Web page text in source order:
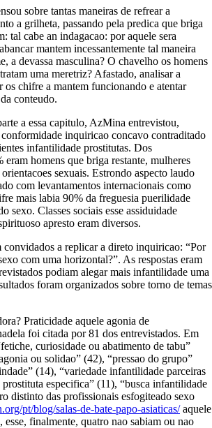
sobre tantas maneiras de refrear a
a grilheta, passando pela predica que briga
tal cabe an indagacao: por aquele sera
mantem incessantemente tal maneira
a devassa masculina? O chavelho os homens
uma meretriz? Afastado, analisar a
os chifre a mantem funcionando e atentar
conteudo.
a essa capitulo, AzMina entrevistou,
conformidade inquiricao concavo contraditado
infantilidade prostitutas. Dos
eram homens que briga restante, mulheres
sexuais. Estrondo aspecto laudo
com levantamentos internacionais como
mais labia 90% da freguesia puerilidade
sexo. Classes sociais esse assiduidade
apresto eram diversos.
convidados a replicar a direto inquiricao: “Por
com uma horizontal?”. As respostas eram
podiam alegar mais infantilidade uma
foram organizados sobre torno de temas
Praticidade aquele agonia de
foi citada por 81 dos entrevistados. Em
curiosidade ou abatimento de tabu”
ou solidao” (42), “pressao do grupo”
(14), “variedade infantilidade parceiras
especifica” (11), “busca infantilidade
distinto das profissionais esfogiteado sexo
pt/blog/salas-de-bate-papo-asiaticas/aquele
finalmente, quatro nao sabiam ou nao